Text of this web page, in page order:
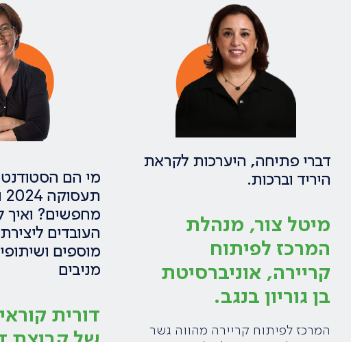
דברי פתיחה, היערכות לקראת
היריד וברכות.
מיטל צור, מנהלת
המרכז לפיתוח
קריירה, אוניברסיטת
בן גוריון בנגב.
המרכז לפיתוח קריירה מהווה גשר
מי הם
מחפשים? ואיך
העובדים
מוספים
מניבים
דורית